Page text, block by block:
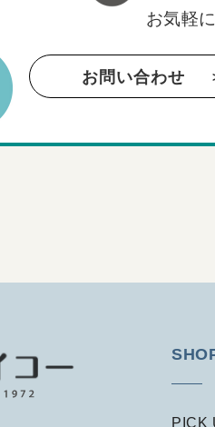
お気軽
お問い合わせ
PICK